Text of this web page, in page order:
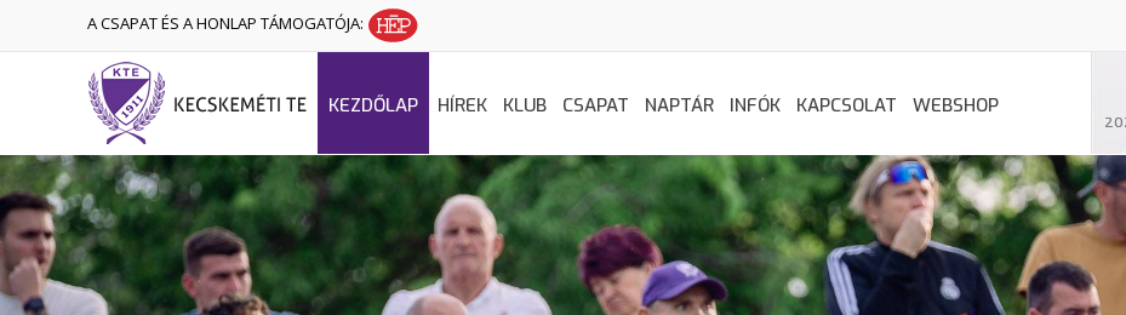
A CSAPAT ÉS A HONLAP TÁMOGATÓJA:
KEZDŐLAP HÍREK KLUB CSAPAT NAPTÁR INFÓK KAPCSOLAT WEBSHOP